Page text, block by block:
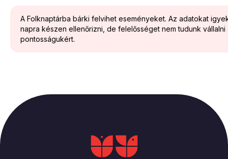
A Folknaptárba bárki felvihet eseményeket. Az adatokat
napra készen ellenőrizni, de felelősséget nem tudunk vállalni
pontosságukért.